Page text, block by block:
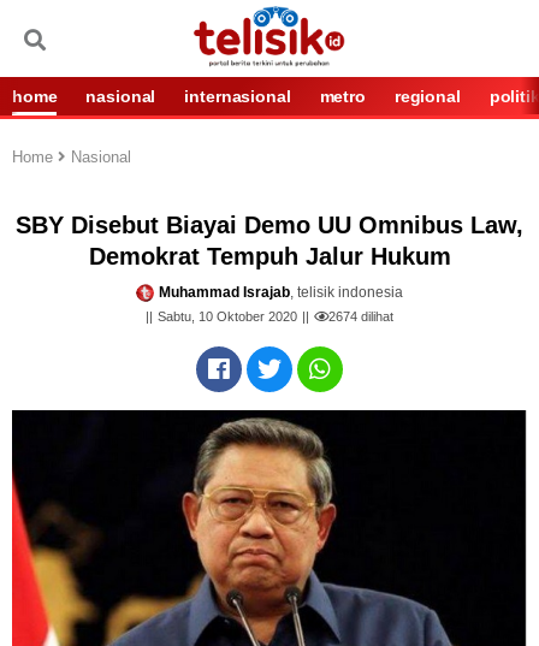
home nasional internasional metro regional politik
Home Nasional
SBY Disebut Biayai Demo UU Omnibus Law,
Demokrat Tempuh Jalur Hukum
Muhammad Israjab, telisik indonesia
Sabtu, 10 Oktober 2020 2674 dilihat